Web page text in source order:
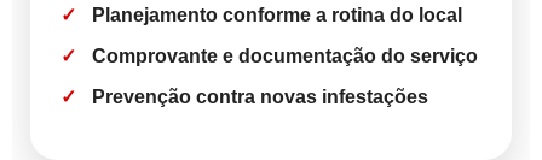
Planejamento conforme a rotina do local
Comprovante e documentação do serviço
Prevenção contra novas infestações